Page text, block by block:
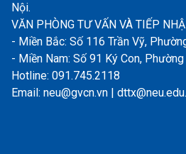
Nội.
VĂN PHÒNG TƯ VẤN VÀ TIẾP
- Miền Bắc: Số 116 Trần Vỹ,
- Miền Nam: Số 91 Ký Con, Phường
Hotline: 091.745.2118
Email: neu@gvcn.vn |